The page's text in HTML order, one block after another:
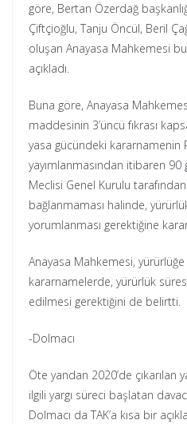
göre, Bertan Özerdağ
Çiftçioğlu, Tanju Öncül, Beril
oluşan Anayasa Mahkemesi
açıkladı.
Buna göre, Anayasa
maddesinin 3’üncü fıkrası
yasa gücündeki kararnamenin
yayımlanmasından itibaren
Meclisi Genel Kurulu
bağlanmaması halinde,
yorumlanması gerektiğine
Anayasa Mahkemesi,
kararnamelerde, yürürlük
edilmesi gerektiğini de belirtti.
-Dolmacı
Öte yandan 2020’de
ilgili yargı süreci başlatan
Dolmacı da TAK’a kısa bir